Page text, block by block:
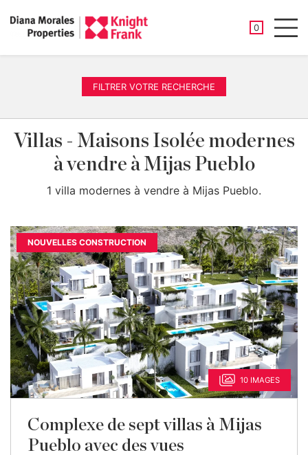
0
FILTRER VOTRE RECHERCHE
Villas - Maisons Isolée modernes
à vendre à Mijas Pueblo
1 villa modernes à vendre à Mijas Pueblo.
NOUVELLES CONSTRUCTION
10 IMAGES
Complexe de sept villas à Mijas
Pueblo avec des vues